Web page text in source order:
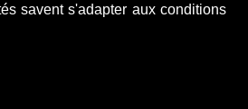
savent s'adapter aux conditions